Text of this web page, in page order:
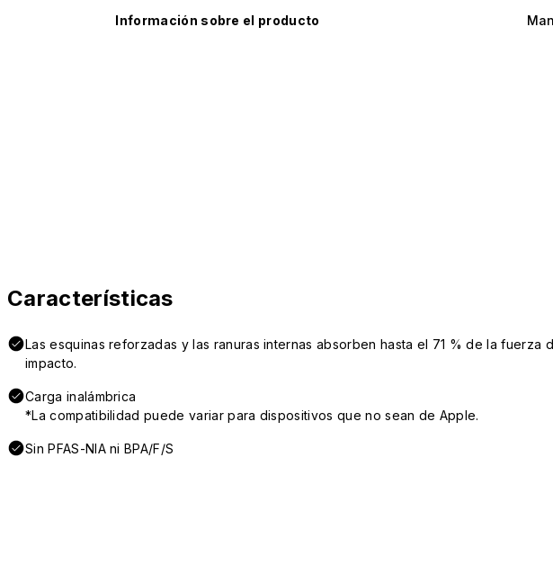
Información sobre el producto
Características
Las esquinas reforzadas y las ranuras internas absorben hasta el 71 % de la fuerza
impacto.
Carga inalámbrica
*La compatibilidad puede variar para dispositivos que no sean de Apple.
Sin PFAS-NIA ni BPA/F/S